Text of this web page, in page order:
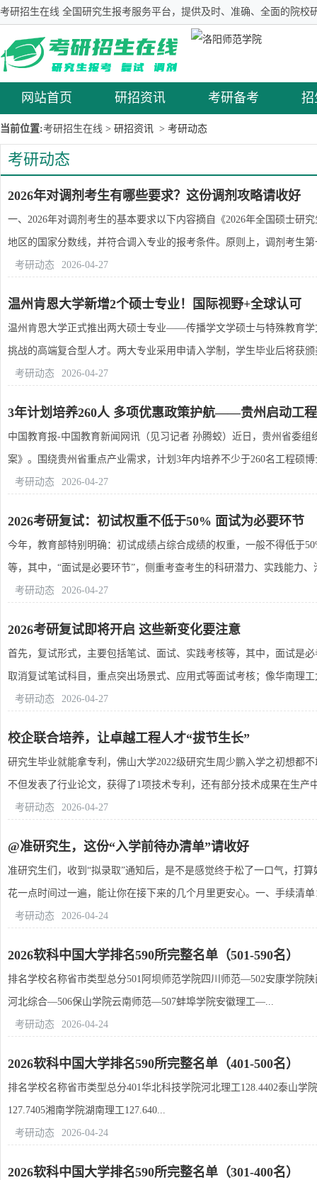
考研招生在线 全国研究生报考服务平台，提供及时、准确、全面的院校
网站首页 研招资讯 考研备考 招
当前位置:考研招生在线 > 研招资讯 > 考研动态
考研动态
2026年对调剂考生有哪些要求？这份调剂攻略请收好
一、2026年对调剂考生的基本要求以下内容摘自《2026年全国硕士研
地区的国家分数线，并符合调入专业的报考条件。原则上，调剂考生第
考研动态 2026-04-27
温州肯恩大学新增2个硕士专业！国际视野+全球认可
温州肯恩大学正式推出两大硕士专业——传播学文学硕士与特殊教育
挑战的高端复合型人才。两大专业采用申请入学制，学生毕业后将获
考研动态 2026-04-27
3年计划培养260人 多项优惠政策护航——贵州启动工
中国教育报-中国教育新闻网讯（见习记者 孙腾蛟）近日，贵州省委
案》。围绕贵州省重点产业需求，计划3年内培养不少于260名工程硕
考研动态 2026-04-27
2026考研复试：初试权重不低于50% 面试为必要环节
今年，教育部特别明确：初试成绩占综合成绩的权重，一般不得低于
等，其中，“面试是必要环节”，侧重考查考生的科研潜力、实践能力、
考研动态 2026-04-27
2026考研复试即将开启 这些新变化要注意
首先，复试形式，主要包括笔试、面试、实践考核等，其中，面试是
取消复试笔试科目，重点突出场景式、应用式等面试考核；像华南理
考研动态 2026-04-27
校企联合培养，让卓越工程人才“拔节生长”
研究生毕业就能拿专利，佛山大学2022级研究生周少鹏入学之初想都
不但发表了行业论文，获得了1项技术专利，还有部分技术成果在生产
考研动态 2026-04-27
@准研究生，这份“入学前待办清单”请收好
准研究生们，收到“拟录取”通知后，是不是感觉终于松了一口气，打
花一点时间过一遍，能让你在接下来的几个月里更安心。一、手续清
考研动态 2026-04-24
2026软科中国大学排名590所完整名单（501-590名）
排名学校名称省市类型总分501阿坝师范学院四川师范—502安康学
河北综合—506保山学院云南师范—507蚌埠学院安徽理工—...
考研动态 2026-04-24
2026软科中国大学排名590所完整名单（401-500名）
排名学校名称省市类型总分401华北科技学院河北理工128.4402泰山学
127.7405湘南学院湖南理工127.640...
考研动态 2026-04-24
2026软科中国大学排名590所完整名单（301-400名）